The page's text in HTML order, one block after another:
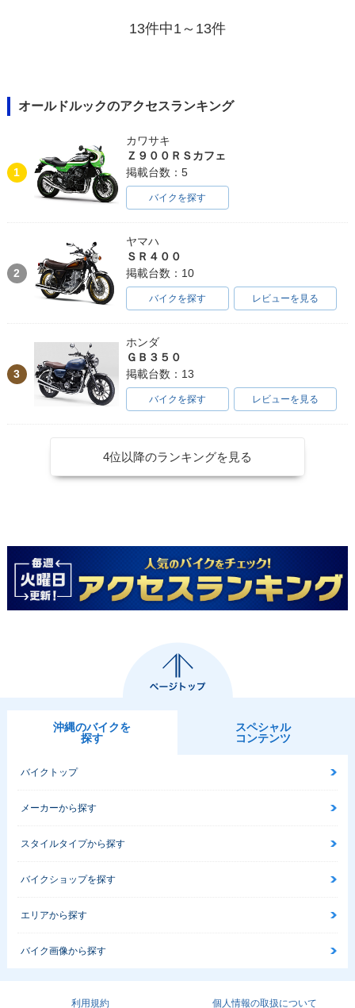
13件中1～13件
オールドルックのアクセスランキング
1
カワサキ
Ｚ９００ＲＳカフェ
掲載台数：5
バイクを探す
2
ヤマハ
ＳＲ４００
掲載台数：10
バイクを探す レビューを見る
3
ホンダ
ＧＢ３５０
掲載台数：13
バイクを探す レビューを見る
4位以降のランキングを見る
沖縄のバイクを
探す
スペシャル
コンテンツ
バイクトップ
メーカーから探す
スタイルタイプから探す
バイクショップを探す
エリアから探す
バイク画像から探す
利用規約 個人情報の取扱について